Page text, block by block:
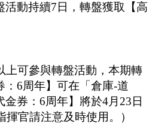
活動持續7日，轉盤獲取【高
上可參與轉盤活動，本期轉
：6周年】可在 「 倉庫-道
券： 6周年】將於4月 23 日
官請注意及時使用。）